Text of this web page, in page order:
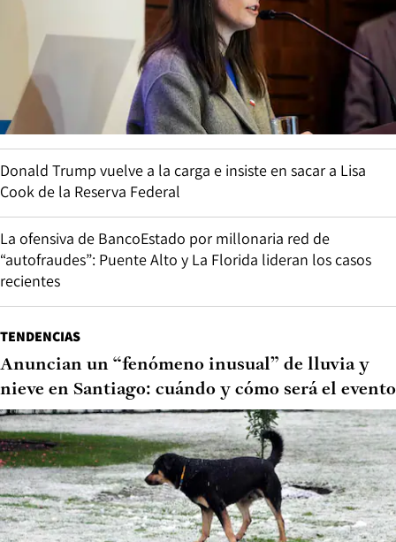
Donald Trump vuelve a la carga e insiste en sacar a Lisa
Cook de la Reserva Federal
La ofensiva de BancoEstado por millonaria red de
“autofraudes”: Puente Alto y La Florida lideran los casos
recientes
TENDENCIAS
Anuncian un “fenómeno inusual” de lluvia y
nieve en Santiago: cuándo y cómo será el evento